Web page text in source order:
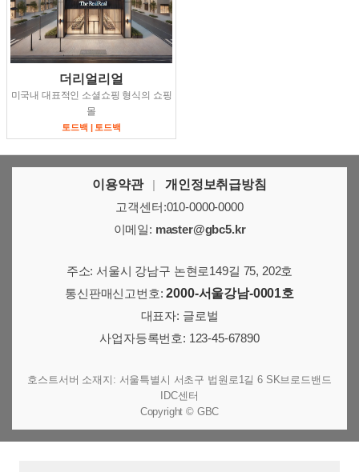
더리얼리얼
미국내 대표적인 소셜쇼핑 형식의 쇼핑
몰
토드백 | 토드백
이용약관 |
개인정보취급방침
고객센터:010-0000-0000
이메일: master@gbc5.kr
주소: 서울시 강남구 논현로149길 75, 202호
통신판매신고번호:2000-서울강남-0001호
대표자: 글로벌
사업자등록번호: 123-45-67890
호스트서버 소재지: 서울특별시 서초구 법원로1길 6 SK브로드밴드
IDC센터
Copyright © GBC